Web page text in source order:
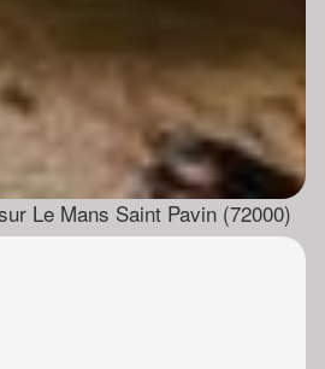
Le Mans Saint Pavin (72000)